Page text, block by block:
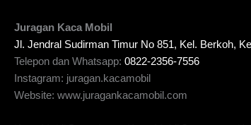
Juragan Kaca Mobil
Jl. Jendral Sudirman Timur No 851, Kel. Berkoh,
Telepon dan Whatsapp: 0822-2356-7556
Instagram: juragan.kacamobil
Website: www.juragankacamobil.com